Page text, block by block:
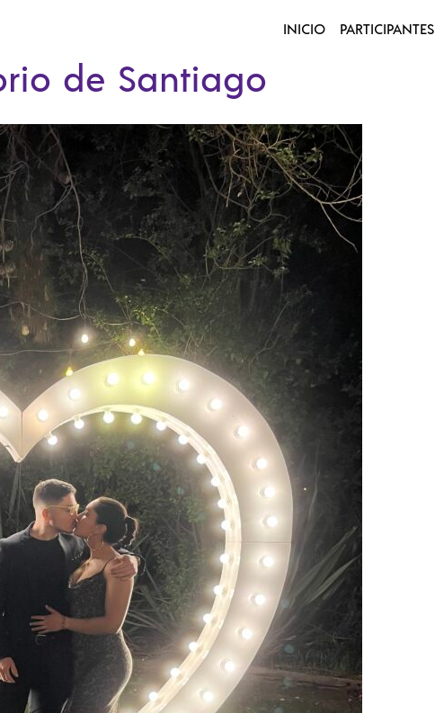
INICIO PARTICIPANTES
de Santiago